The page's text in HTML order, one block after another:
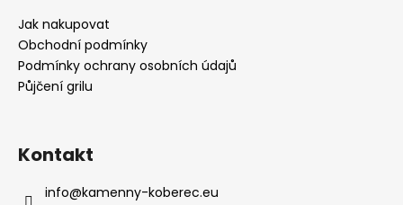
Jak nakupovat
Obchodní podmínky
Podmínky ochrany osobních údajů
Půjčení grilu
Kontakt
info@kamenny-koberec.eu